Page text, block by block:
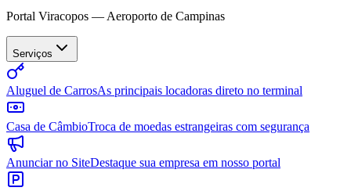
Portal Viracopos — Aeroporto de Campinas
Serviços
Aluguel de CarrosAs principais locadoras direto no terminal
Casa de CâmbioTroca de moedas estrangeiras com segurança
Anunciar no SiteDestaque sua empresa em nosso portal